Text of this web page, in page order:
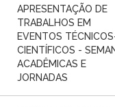
APRESENTAÇÃO DE
TRABALHOS EM
EVENTOS
CIENTÍFICOS -
ACADÊMICAS E
JORNADAS